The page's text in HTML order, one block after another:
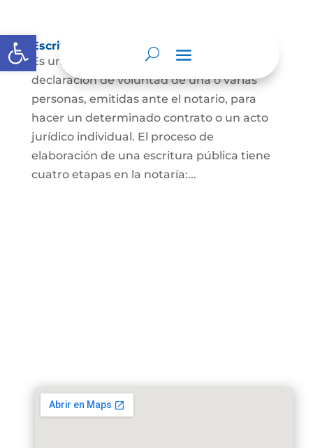
Abrir barra de herramientas
Escritura Pública
Es un documento que contiene la
declaración de voluntad de una o varias
personas, emitidas ante el notario, para
hacer un determinado contrato o un acto
jurídico individual. El proceso de
elaboración de una escritura pública tiene
cuatro etapas en la notaría:...